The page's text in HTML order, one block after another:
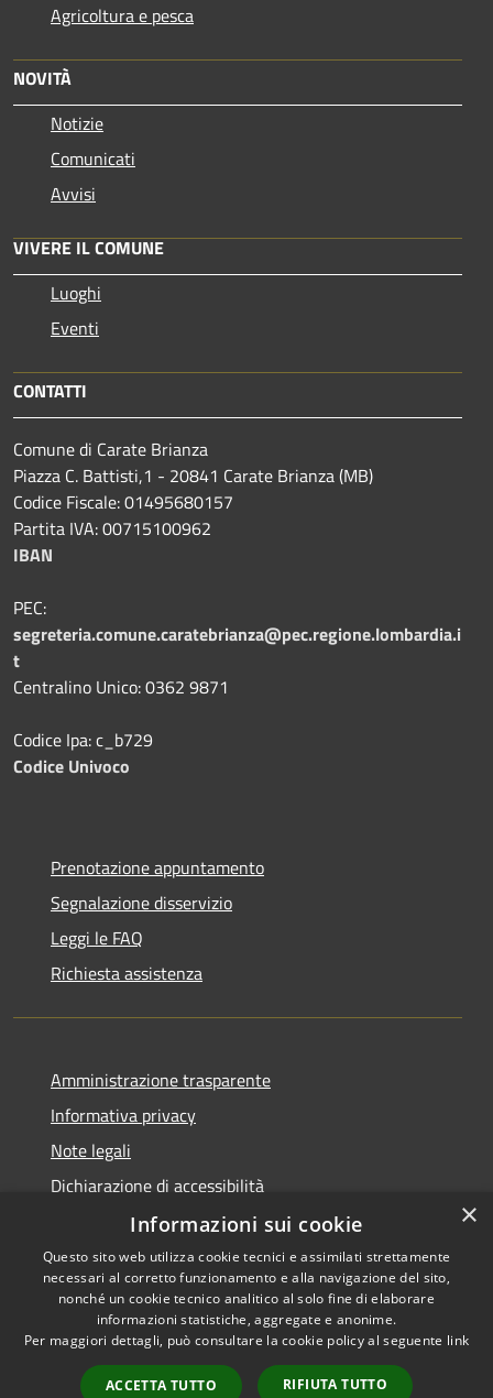
Agricoltura e pesca
NOVITÀ
Notizie
Comunicati
Avvisi
VIVERE IL COMUNE
Luoghi
Eventi
CONTATTI
Comune di Carate Brianza
Piazza C. Battisti,1 - 20841 Carate Brianza (MB)
Codice Fiscale: 01495680157
Partita IVA: 00715100962
IBAN
PEC:
segreteria.comune.caratebrianza@pec.regione.lombardia.i
t
Centralino Unico: 0362 9871
Codice Ipa: c_b729
Codice Univoco
Prenotazione appuntamento
Segnalazione disservizio
Leggi le FAQ
Richiesta assistenza
Amministrazione trasparente
Informativa privacy
Note legali
Dichiarazione di accessibilità
Accessibilità
Privacy
×
Informazioni sui cookie
Questo sito web utilizza cookie tecnici e assimilati strettamente
necessari al corretto funzionamento e alla navigazione del sito,
nonché un cookie tecnico analitico al solo fine di elaborare
informazioni statistiche, aggregate e anonime.
Per maggiori dettagli, può consultare la cookie policy al seguente link
ACCETTA TUTTO RIFIUTA TUTTO